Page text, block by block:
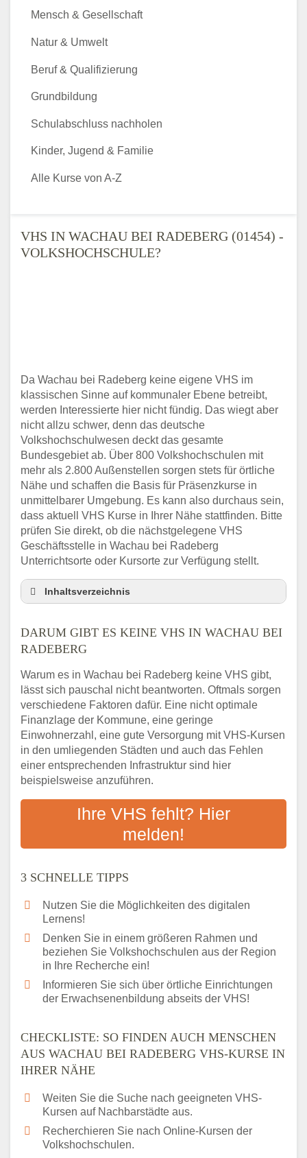
VHS IN WACHAU BEI RADEBERG (01454) -
VOLKSHOCHSCHULE?
Da Wachau bei Radeberg keine eigene VHS im
klassischen Sinne auf kommunaler Ebene betreibt,
werden Interessierte hier nicht fündig. Das wiegt aber
nicht allzu schwer, denn das deutsche
Volkshochschulwesen deckt das gesamte
Bundesgebiet ab. Über 800 Volkshochschulen mit
mehr als 2.800 Außenstellen sorgen stets für örtliche
Nähe und schaffen die Basis für Präsenzkurse in
unmittelbarer Umgebung. Es kann also durchaus sein,
dass aktuell VHS Kurse in Ihrer Nähe stattfinden. Bitte
prüfen Sie direkt, ob die nächstgelegene VHS
Geschäftsstelle in Wachau bei Radeberg
Unterrichtsorte oder Kursorte zur Verfügung stellt.
Inhaltsverzeichnis
Radeberg
3 schnelle Tipps
Wachau bei Radeberg VHS-Kurse in Ihrer
Nähe
Abendschule in der Region rund um Wachau
bei Radeberg
VHS steht für Erwachsenenbildung
Online-Kurse: Alternative Angebote zum
VHS-Kurs
Checkliste: Darauf kommt es bei
Bildungsangeboten an
Das bundesweite Volkshochschulwesen
DARUM GIBT ES KEINE VHS IN WACHAU BEI
RADEBERG
Warum es in Wachau bei Radeberg keine VHS gibt,
lässt sich pauschal nicht beantworten. Oftmals sorgen
verschiedene Faktoren dafür. Eine nicht optimale
Finanzlage der Kommune, eine geringe
Einwohnerzahl, eine gute Versorgung mit VHS-Kursen
in den umliegenden Städten und auch das Fehlen
einer entsprechenden Infrastruktur sind hier
beispielsweise anzuführen.
Ihre VHS fehlt? Hier
melden!
3 SCHNELLE TIPPS
Nutzen Sie die Möglichkeiten des digitalen
Lernens!
Denken Sie in einem größeren Rahmen und
beziehen Sie Volkshochschulen aus der Region
in Ihre Recherche ein!
Informieren Sie sich über örtliche Einrichtungen
der Erwachsenenbildung abseits der VHS!
CHECKLISTE: SO FINDEN AUCH MENSCHEN
AUS WACHAU BEI RADEBERG VHS-KURSE IN
IHRER NÄHE
Weiten Sie die Suche nach geeigneten VHS-
Kursen auf Nachbarstädte aus.
Recherchieren Sie nach Online-Kursen der
Volkshochschulen.
Mensch & Gesellschaft
Natur & Umwelt
Beruf & Qualifizierung
Grundbildung
Schulabschluss nachholen
Kinder, Jugend & Familie
Alle Kurse von A-Z